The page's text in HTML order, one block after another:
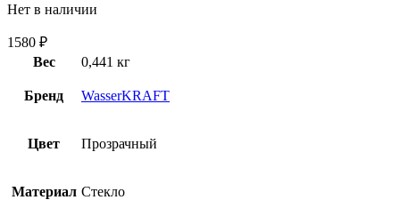
Нет в наличии
1580 ₽
Вес
0,441 кг
Бренд WasserKRAFT
Цвет Прозрачный
Материал Стекло